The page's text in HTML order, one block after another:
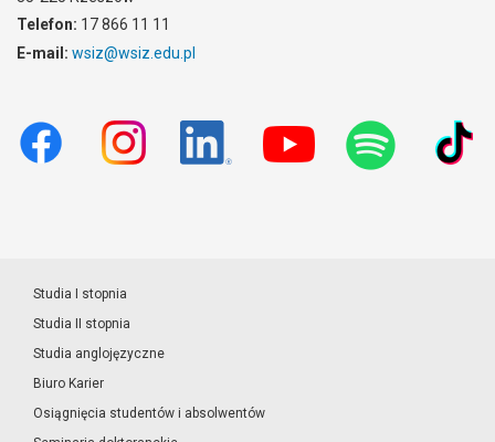
Telefon: 17 866 11 11
E-mail: wsiz@wsiz.edu.pl
Studia I stopnia
Studia II stopnia
Studia anglojęzyczne
Biuro Karier
Osiągnięcia studentów i absolwentów